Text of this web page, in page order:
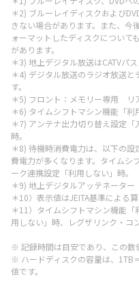
＊2) ブルーレイディスクおよび
きない場合があります。また、今
ォーマットしたディスクについて
があります。
＊3) 地上デジタル放送はCATVパス
＊4) デジタル放送のラジオ放送
す。
＊5) フロント：メモリー専用 リ
＊6) タイムシフトマシン機能「利
＊7) アンテナ出力切り替え設定「
時。
＊8) 待機時消費電力は、以下の
費電力が多くなります。タイムシ
ーク連携設定「利用しない」時。
＊9) 地上デジタルアッテネーター
＊10）表示値はJEITA基準による
＊11）タイムシフトマシン機能
用しない」時、レグザリンク・コ
※ 記録時間は目安であり、この数
※ ハードディスクの容量は、1TB
値です。